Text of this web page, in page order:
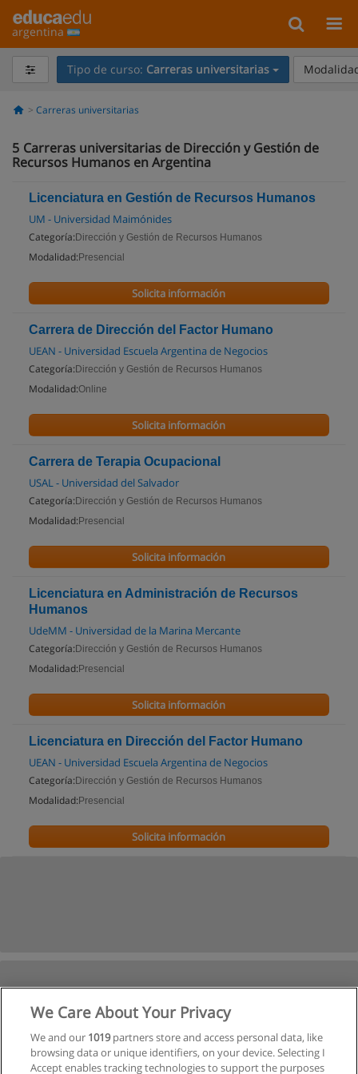
argentina
Tipo de curso: Carreras universitarias
Carreras universitarias
5 Carreras universitarias de Dirección y Gestión de
Recursos Humanos en Argentina
Licenciatura en Gestión de Recursos Humanos
UM - Universidad Maimónides
Categoría: Dirección y Gestión de Recursos Humanos
Modalidad: Presencial
Solicita información
Carrera de Dirección del Factor Humano
UEAN - Universidad Escuela Argentina de Negocios
Categoría: Dirección y Gestión de Recursos Humanos
Modalidad:Online
Solicita información
Carrera de Terapia Ocupacional
USAL - Universidad del Salvador
Categoría: Dirección y Gestión de Recursos Humanos
Modalidad: Presencial
Solicita información
Licenciatura en Administración de Recursos
Humanos
UdeMM - Universidad de la Marina Mercante
Categoría: Dirección y Gestión de Recursos Humanos
Modalidad: Presencial
Solicita información
Licenciatura en Dirección del Factor Humano
UEAN - Universidad Escuela Argentina de Negocios
Categoría: Dirección y Gestión de Recursos Humanos
Modalidad: Presencial
Solicita información
We Care About Your Privacy
We and our 1019partners store and access personal data, like
browsing data or unique identifiers, on your device. Selecting I
Accept enables tracking technologies to support the purposes